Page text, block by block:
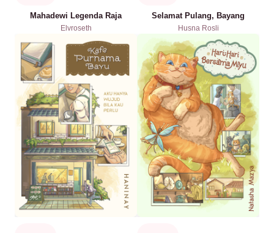
Mahadewi Legenda Raja
Elvroseth
Selamat Pulang, Bayang
Husna Rosli